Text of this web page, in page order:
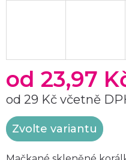
od 23,97
od 29 Kč včetně
Měrná
cena:
Zvolte variantu